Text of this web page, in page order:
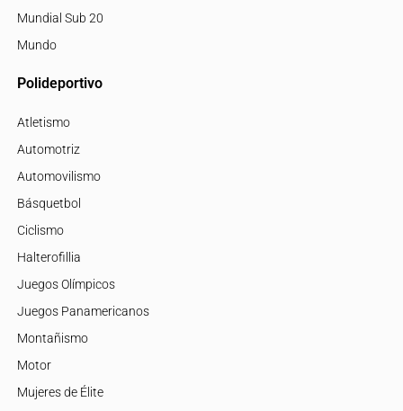
Mundial Sub 20
Mundo
Polideportivo
Atletismo
Automotriz
Automovilismo
Básquetbol
Ciclismo
Halterofillia
Juegos Olímpicos
Juegos Panamericanos
Montañismo
Motor
Mujeres de Élite